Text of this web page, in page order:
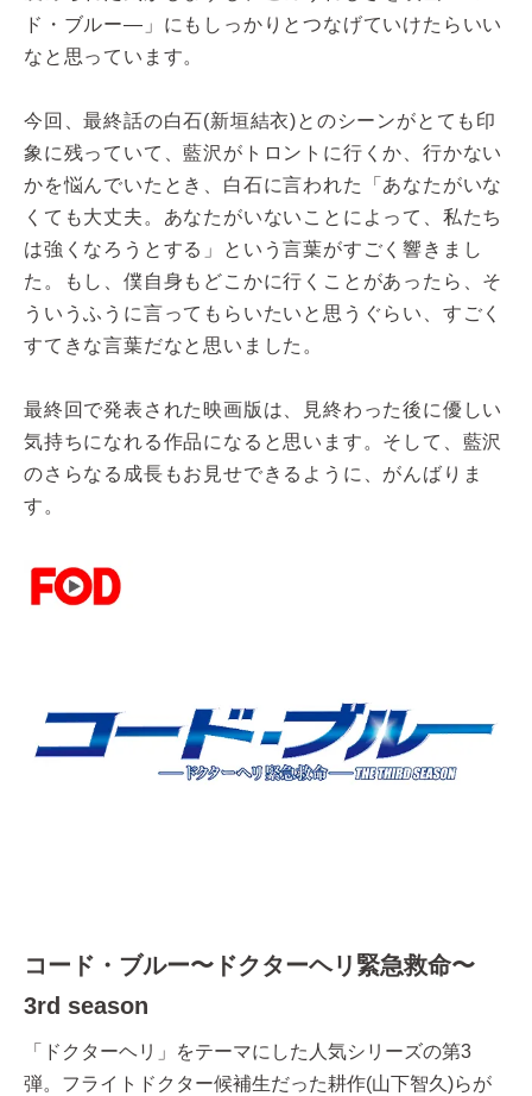
ド・ブルー―」にもしっかりとつなげていけたらいい
なと思っています。
今回、最終話の白石(新垣結衣)とのシーンがとても印
象に残っていて、藍沢がトロントに行くか、行かない
かを悩んでいたとき、白石に言われた「あなたがいな
くても大丈夫。あなたがいないことによって、私たち
は強くなろうとする」という言葉がすごく響きまし
た。もし、僕自身もどこかに行くことがあったら、そ
ういうふうに言ってもらいたいと思うぐらい、すごく
すてきな言葉だなと思いました。
最終回で発表された映画版は、見終わった後に優しい
気持ちになれる作品になると思います。そして、藍沢
のさらなる成長もお見せできるように、がんばりま
す。
コード・ブルー〜ドクターヘリ緊急救命〜
3rd season
「ドクターヘリ」をテーマにした人気シリーズの第3
弾。フライトドクター候補生だった耕作(山下智久)らが